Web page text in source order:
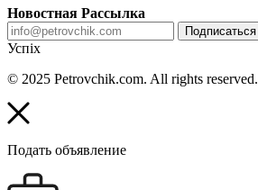
Новостная Рассылка
Подписаться
Успіх
© 2025 Petrovchik.com. All rights reserved.
Подать объявление